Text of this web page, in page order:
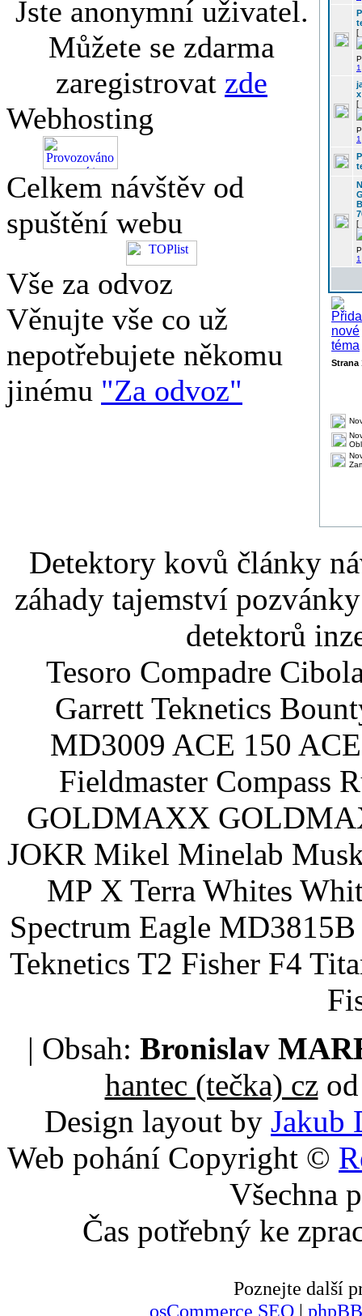
Jste anonymní uživatel.
Můžete se zdarma
zaregistrovat zde
Webhosting
Celkem návštěv od
spuštění webu
Vše za odvoz
Věnujte vše co už
nepotřebujete někomu
jinému "Za odvoz"
[
1
[
1
[
1
Strana
Detektory kovů články
záhady tajemství
detektorů
Tesoro Compadre
Garrett Teknetics
MD3009 ACE 150
Fieldmaster Compass
GOLDMAXX
JOKR Mikel Minelab
MP X Terra Whites
Spectrum Eagle
Teknetics T2 Fisher F4
| Obsah: Bronislav
hantec (tečka) czod
Design layout by Jakub
Web pohání Copyright ©
Všechna
Čas potřebný ke
Poznejte další
osCommerce SEO|